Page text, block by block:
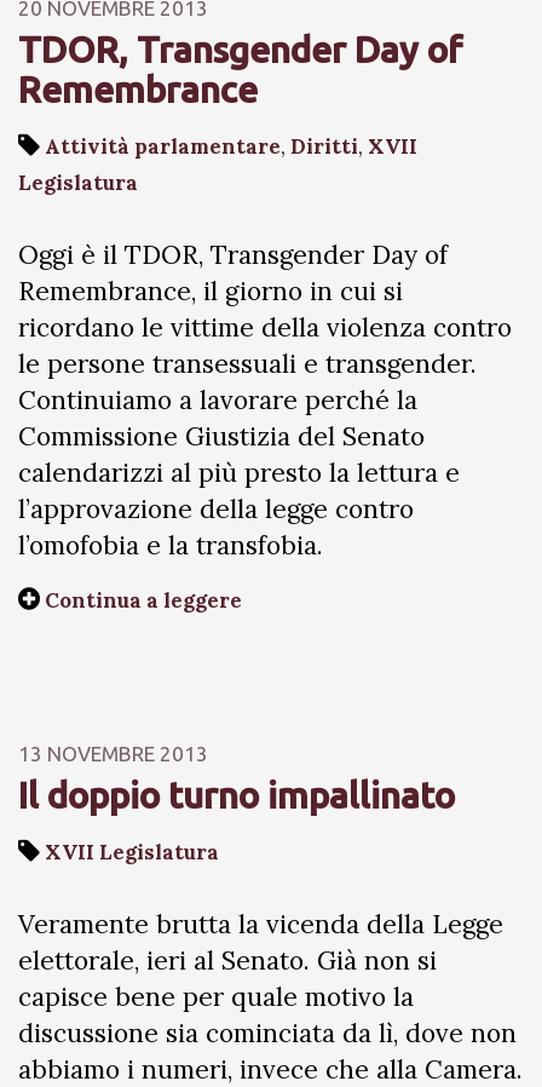
20 NOVEMBRE 2013
TDOR, Transgender Day of
Remembrance
Attività parlamentare, Diritti, XVII
Legislatura
Oggi è il TDOR, Transgender Day of
Remembrance, il giorno in cui si
ricordano le vittime della violenza contro
le persone transessuali e transgender.
Continuiamo a lavorare perché la
Commissione Giustizia del Senato
calendarizzi al più presto la lettura e
l’approvazione della legge contro
l’omofobia e la transfobia.
Continua a leggere
13 NOVEMBRE 2013
Il doppio turno impallinato
XVII Legislatura
Veramente brutta la vicenda della Legge
elettorale, ieri al Senato. Già non si
capisce bene per quale motivo la
discussione sia cominciata da lì, dove non
abbiamo i numeri, invece che alla Camera.